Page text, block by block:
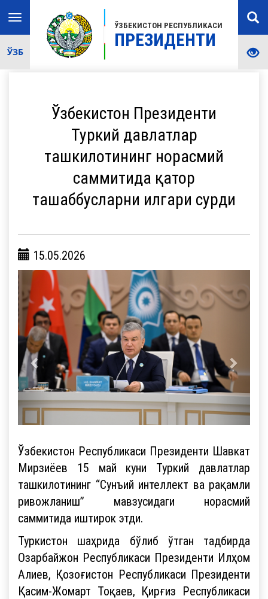
ЎЗБЕКИСТОН РЕСПУБЛИКАСИ
ПРЕЗИДЕНТИ
Toggle
navigation
ЎЗБ
Ўзбекистон Президенти
Туркий давлатлар
ташкилотининг норасмий
саммитида қатор
ташаббусларни илгари сурди
15.05.2026
Ўзбекистон Республикаси Президенти Шавкат
Мирзиёев 15 май куни Туркий давлатлар
ташкилотининг “Сунъий интеллект ва рақамли
ривожланиш” мавзусидаги норасмий
саммитида иштирок этди.
Туркистон шаҳрида бўлиб ўтган тадбирда
Озарбайжон Республикаси Президенти Илҳом
Алиев, Қозоғистон Республикаси Президенти
Қасим-Жомарт Тоқаев, Қирғиз Республикаси